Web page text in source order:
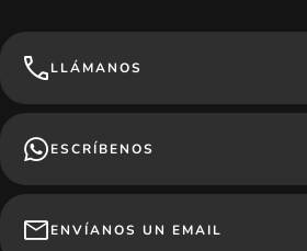
LLÁMANOS
ESCRÍBENOS
ENVÍANOS UN EMAIL